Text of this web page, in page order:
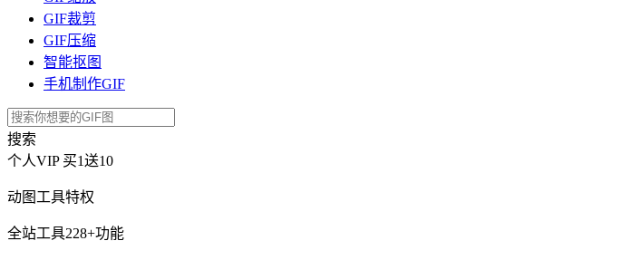
GIF裁剪
GIF压缩
智能抠图
手机制作GIF
搜索
个人VIP 买1送10
动图工具特权
全站工具228+功能